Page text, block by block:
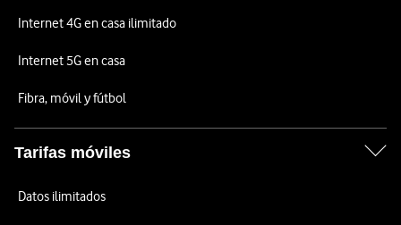
Internet 4G en casa ilimitado
Internet 5G en casa
Fibra, móvil y fútbol
Tarifas móviles
Datos ilimitados